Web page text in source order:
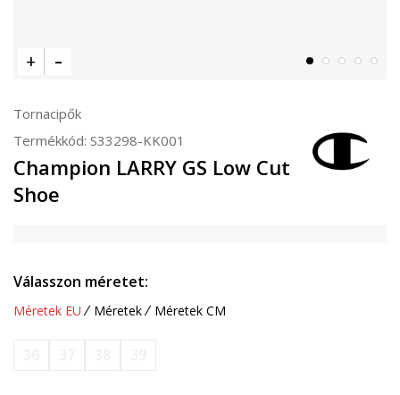
Tornacipők
Termékkód: S33298-KK001
Champion LARRY GS Low Cut
Shoe
Válasszon méretet:
Méretek EU Méretek Méretek CM